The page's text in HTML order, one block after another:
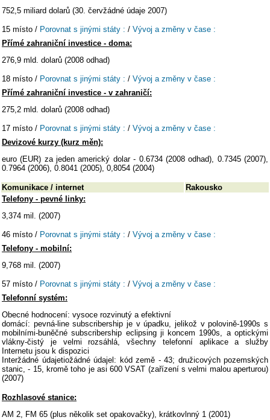
752,5 miliard dolarů (30. červžádné údaje 2007)
15 místo / Porovnat s jinými státy : / Vývoj a změny v čase :
Přímé zahraniční investice - doma:
276,9 mld. dolarů (2008 odhad)
18 místo / Porovnat s jinými státy : / Vývoj a změny v čase :
Přímé zahraniční investice - v zahraničí:
275,2 mld. dolarů (2008 odhad)
17 místo / Porovnat s jinými státy : / Vývoj a změny v čase :
Devizové kurzy (kurz měn):
euro (EUR) za jeden americký dolar - 0.6734 (2008 odhad), 0.7345 (2007),
0.7964 (2006), 0.8041 (2005), 0,8054 (2004)
Komunikace / internet
Rakousko
Telefony - pevné linky:
3,374 mil. (2007)
46 místo / Porovnat s jinými státy : / Vývoj a změny v čase :
Telefony - mobilní:
9,768 mil. (2007)
57 místo / Porovnat s jinými státy : / Vývoj a změny v čase :
Telefonní systém:
Obecné hodnocení: vysoce rozvinutý a efektivní
domácí: pevná-line subscribership je v úpadku, jelikož v polovině-1990s s
mobilními-buněčné subscribership eclipsing ji koncem 1990s, a optickými
vlákny-čistý je velmi rozsáhlá, všechny telefonní aplikace a služby
Internetu jsou k dispozici
Interžádné údajetiožádné údajel: kód země - 43; družicových pozemských
stanic, - 15, kromě toho je asi 600 VSAT (zařízení s velmi malou aperturou)
(2007)
Rozhlasové stanice:
AM 2, FM 65 (plus několik set opakovačky), krátkovlnný 1 (2001)